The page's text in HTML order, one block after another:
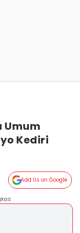
Umum
Kediri
Add Us on Google